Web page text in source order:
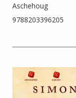
Aschehoug
9788203396205